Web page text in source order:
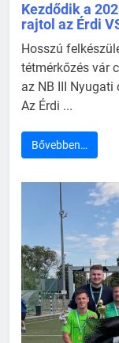
Kezdődik a
rajtol az Érdi
Hosszú
tétmérkőzés vár
az NB III
Az Érdi ...
Bővebben…